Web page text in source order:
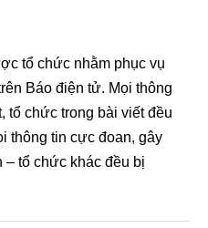
tổ chức nhằm phục vụ
Báo điện tử. Mọi thông
tổ chức trong bài viết đều
thông tin cực đoan, gây
– tổ chức khác đều bị